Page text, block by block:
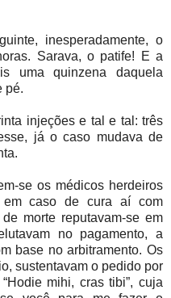
inesperadamente, o
Sarava, o patife! E a
uma quinzena daquela
pé.
injeções e tal e tal: três
já o caso mudava de
se os médicos herdeiros
em caso de cura aí com
morte reputavam-se em
no pagamento, a
base no arbitramento. Os
sustentavam o pedido por
mihi, cras tibi”, cuja